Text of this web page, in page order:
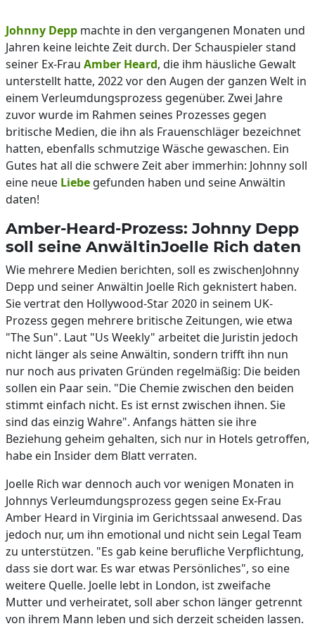
Johnny Depp machte in den vergangenen Monaten und
Jahren keine leichte Zeit durch. Der Schauspieler stand
seiner Ex-Frau Amber Heard, die ihm häusliche Gewalt
unterstellt hatte, 2022 vor den Augen der ganzen Welt in
einem Verleumdungsprozess gegenüber. Zwei Jahre
zuvor wurde im Rahmen seines Prozesses gegen
britische Medien, die ihn als Frauenschläger bezeichnet
hatten, ebenfalls schmutzige Wäsche gewaschen. Ein
Gutes hat all die schwere Zeit aber immerhin: Johnny soll
eine neue Liebe gefunden haben und seine Anwältin
daten!
Amber-Heard-Prozess: Johnny Depp
soll seine AnwältinJoelle Rich daten
Wie mehrere Medien berichten, soll es zwischenJohnny
Depp und seiner Anwältin Joelle Rich geknistert haben.
Sie vertrat den Hollywood-Star 2020 in seinem UK-
Prozess gegen mehrere britische Zeitungen, wie etwa
"The Sun". Laut "Us Weekly" arbeitet die Juristin jedoch
nicht länger als seine Anwältin, sondern trifft ihn nun
nur noch aus privaten Gründen regelmäßig: Die beiden
sollen ein Paar sein. "Die Chemie zwischen den beiden
stimmt einfach nicht. Es ist ernst zwischen ihnen. Sie
sind das einzig Wahre". Anfangs hätten sie ihre
Beziehung geheim gehalten, sich nur in Hotels getroffen,
habe ein Insider dem Blatt verraten.
Joelle Rich war dennoch auch vor wenigen Monaten in
Johnnys Verleumdungsprozess gegen seine Ex-Frau
Amber Heard in Virginia im Gerichtssaal anwesend. Das
jedoch nur, um ihn emotional und nicht sein Legal Team
zu unterstützen. "Es gab keine berufliche Verpflichtung,
dass sie dort war. Es war etwas Persönliches", so eine
weitere Quelle. Joelle lebt in London, ist zweifache
Mutter und verheiratet, soll aber schon länger getrennt
von ihrem Mann leben und sich derzeit scheiden lassen.